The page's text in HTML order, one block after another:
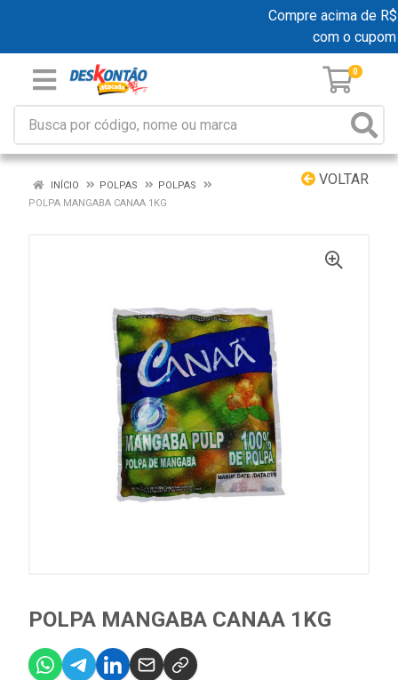
Compre acima de
com o cupom
0
VOLTAR
INÍCIO POLPAS
POLPAS
POLPA MANGABA CANAA 1KG
POLPA MANGABA CANAA 1KG